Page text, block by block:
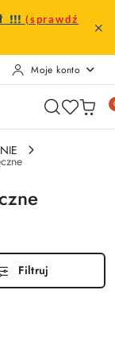
!!! (sprawdź
Moje konto
Filtruj